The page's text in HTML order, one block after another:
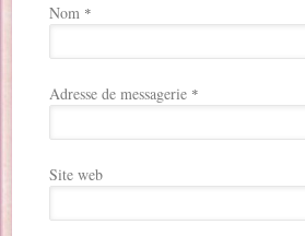
Nom *
Adresse de messagerie *
Site web